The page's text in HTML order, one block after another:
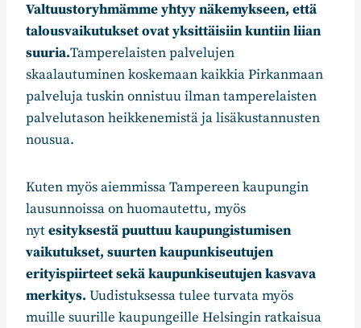
Valtuustoryhmämme yhtyy näkemykseen, että
talousvaikutukset ovat yksittäisiin kuntiin liian
suuria.Tamperelaisten palvelujen
skaalautuminen koskemaan kaikkia Pirkanmaan
palveluja tuskin onnistuu ilman tamperelaisten
palvelutason heikkenemistä ja lisäkustannusten
nousua.
Kuten myös aiemmissa Tampereen kaupungin
lausunnoissa on huomautettu, myös
nytesityksestä puuttuu kaupungistumisen
vaikutukset, suurten kaupunkiseutujen
erityispiirteet sekä kaupunkiseutujen kasvava
merkitys. Uudistuksessa tulee turvata myös
muille suurille kaupungeille Helsingin ratkaisua